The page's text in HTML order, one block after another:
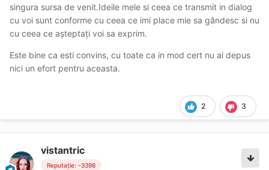
singura sursa de venit.Ideile mele si ceea ce transmit in dialog
cu voi sunt conforme cu ceea ce imi place mie sa gândesc si nu
cu ceea ce așteptați voi sa exprim.
Este bine ca esti convins, cu toate ca in mod cert nu ai depus
nici un efort pentru aceasta.
2 3
vistantric
Reputație: -3398